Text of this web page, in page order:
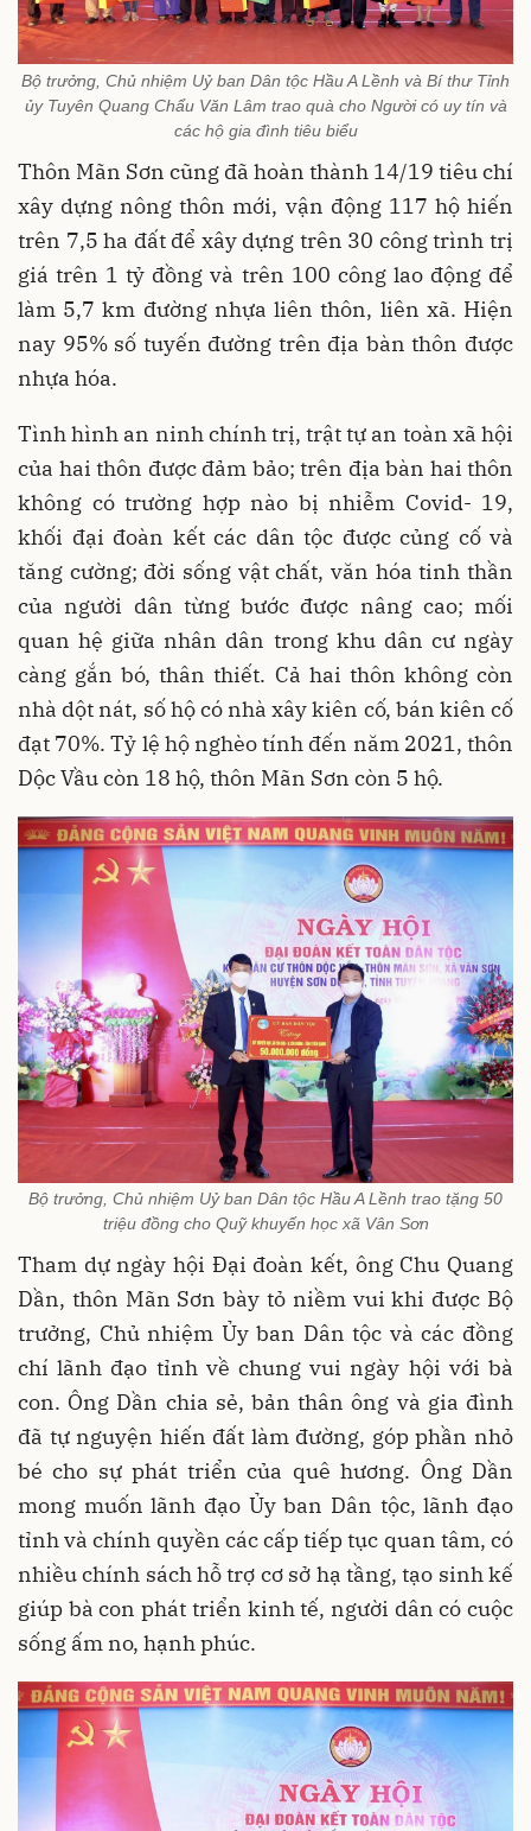
Bộ trưởng, Chủ nhiệm Uỷ ban Dân tộc Hầu A Lềnh và Bí thư Tỉnh
ủy Tuyên Quang Chẩu Văn Lâm trao quà cho Người có uy tín và
các hộ gia đình tiêu biểu
Thôn Mãn Sơn cũng đã hoàn thành 14/19 tiêu chí
xây dựng nông thôn mới, vận động 117 hộ hiến
trên 7,5 ha đất để xây dựng trên 30 công trình trị
giá trên 1 tỷ đồng và trên 100 công lao động để
làm 5,7 km đường nhựa liên thôn, liên xã. Hiện
nay 95% số tuyến đường trên địa bàn thôn được
nhựa hóa.
Tình hình an ninh chính trị, trật tự an toàn xã hội
của hai thôn được đảm bảo; trên địa bàn hai thôn
không có trường hợp nào bị nhiễm Covid- 19,
khối đại đoàn kết các dân tộc được củng cố và
tăng cường; đời sống vật chất, văn hóa tinh thần
của người dân từng bước được nâng cao; mối
quan hệ giữa nhân dân trong khu dân cư ngày
càng gắn bó, thân thiết. Cả hai thôn không còn
nhà dột nát, số hộ có nhà xây kiên cố, bán kiên cố
đạt 70%. Tỷ lệ hộ nghèo tính đến năm 2021, thôn
Dộc Vầu còn 18 hộ, thôn Mãn Sơn còn 5 hộ.
Bộ trưởng, Chủ nhiệm Uỷ ban Dân tộc Hầu A Lềnh trao tặng 50
triệu đồng cho Quỹ khuyến học xã Vân Sơn
Tham dự ngày hội Đại đoàn kết, ông Chu Quang
Dần, thôn Mãn Sơn bày tỏ niềm vui khi được Bộ
trưởng, Chủ nhiệm Ủy ban Dân tộc và các đồng
chí lãnh đạo tỉnh về chung vui ngày hội với bà
con. Ông Dần chia sẻ, bản thân ông và gia đình
đã tự nguyện hiến đất làm đường, góp phần nhỏ
bé cho sự phát triển của quê hương. Ông Dần
mong muốn lãnh đạo Ủy ban Dân tộc, lãnh đạo
tỉnh và chính quyền các cấp tiếp tục quan tâm, có
nhiều chính sách hỗ trợ cơ sở hạ tầng, tạo sinh kế
giúp bà con phát triển kinh tế, người dân có cuộc
sống ấm no, hạnh phúc.